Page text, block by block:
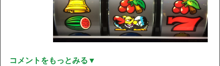
コメントをもっとみる▼